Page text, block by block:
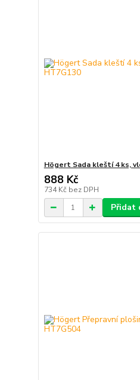
Högert Sada kleští 4 ks,
888 Kč
734 Kč bez DPH
Přidat